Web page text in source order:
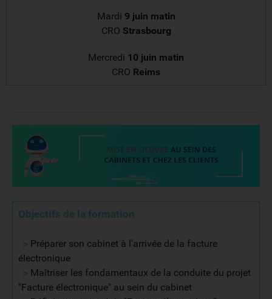
Mardi 9 juin matin
CRO Strasbourg
Mercredi 10 juin matin
CRO Reims
Objectifs de la formation
> Préparer son cabinet à l'arrivée de la facture
électronique
> Maîtriser les fondamentaux de la conduite du projet
"Facture électronique" au sein du cabinet